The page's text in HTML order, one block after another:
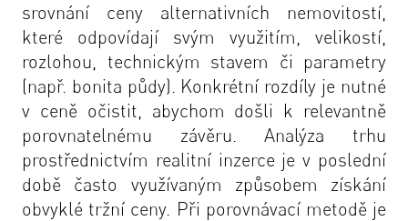
srovnání ceny alternativních nemovitostí,
které odpovídají svým využitím, velikostí,
rozlohou, technickým stavem či parametry
(např. bonita půdy). Konkrétní rozdíly je nutné
v ceně očistit, abychom došli k relevantně
porovnatelnému závěru. Analýza trhu
prostřednictvím realitní inzerce je v poslední
době často využívaným způsobem získání
obvyklé tržní ceny. Při porovnávací metodě je